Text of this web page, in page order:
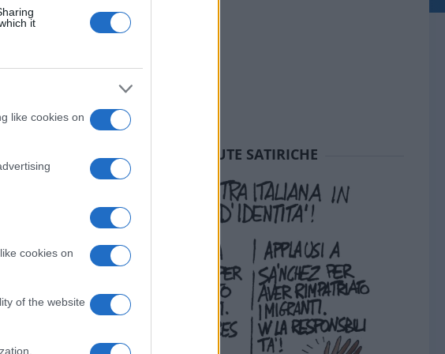
it
like cookies on
cookies on
of the website
le
ha
la
SEDUTE SATIRICHE